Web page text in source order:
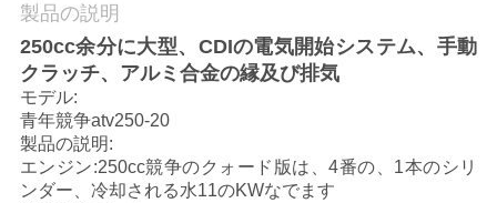
し
な
さ
い
製品の説明
250cc余分に大型、CDIの電気開始システム、手動
クラッチ、アルミ合金の縁及び排気
モデル:
青年競争atv250-20
製品の説明:
エンジン:250cc競争のクォード版は、4番の、1本のシリ
ンダー、冷却される水11のKWなでます